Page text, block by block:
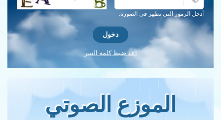
أدخل الرموز التي تظهر في الصورة.
احصل على كلمة التحقق جديدة!
اعد ضبط كلمه السر
الموزع الصوتي